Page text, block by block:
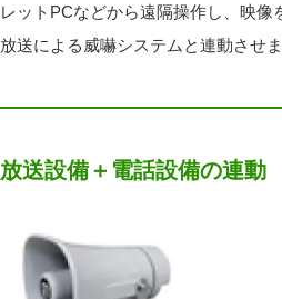
レットPCなどから遠隔操作し、映像
放送による威嚇システムと連動させま
放送設備＋電話設備の連動